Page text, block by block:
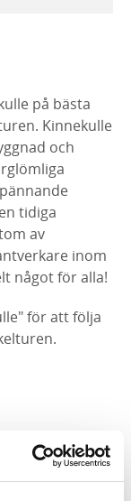
på bästa
Kinnekulle
och
tidiga
av
inom
något för alla!
för att följa